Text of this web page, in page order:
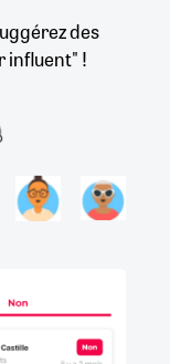
des
influent" !